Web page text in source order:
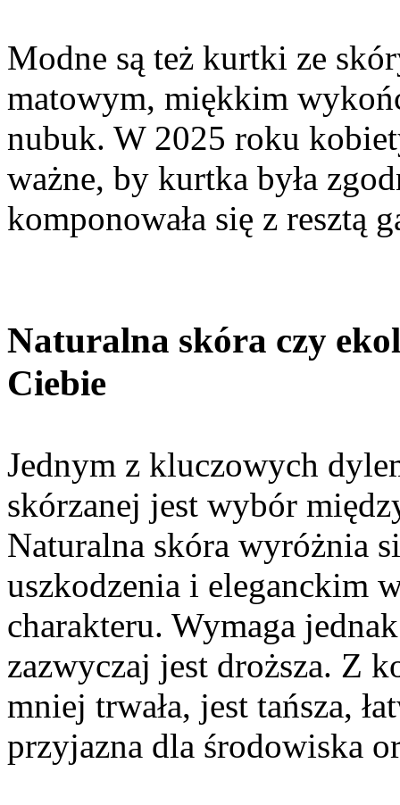
Modne są też kurtki ze
matowym, miękkim
nubuk. W 2025 roku
ważne, by kurtka była
komponowała się z resztą
Naturalna skóra czy
Ciebie
Jednym z kluczowych
skórzanej jest wybór
Naturalna skóra wyróżnia
uszkodzenia i eleganckim
charakteru. Wymaga
zazwyczaj jest droższa. Z
mniej trwała, jest tańsza,
przyjazna dla środowiska